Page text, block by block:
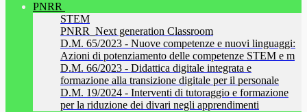
PNRR
STEM
PNRR_Next generation Classroom
D.M. 65/2023 - Nuove competenze e nuovi linguaggi:
Azioni di potenziamento delle competenze STEM e m
D.M. 66/2023 - Didattica digitale integrata e
formazione alla transizione digitale per il personale
D.M. 19/2024 - Interventi di tutoraggio e formazione
per la riduzione dei divari negli apprendimenti